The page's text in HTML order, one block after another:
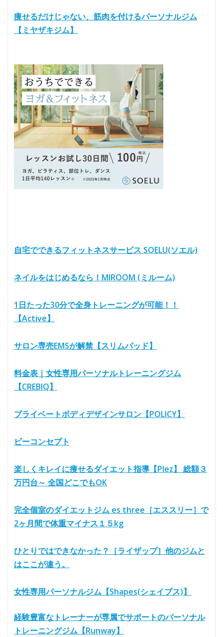
痩せるだけじゃない、筋肉を付けるパーソナルジム
【ミヤザキジム】
自宅でできるフィットネスサービス SOELU(ソエル)
ネイルをはじめるなら！MIROOM (ミルーム)
1日たった30分で全身トレーニングが可能！！
【Active】
サロン専売EMSが解禁【スリムパッド】
料金表｜女性専用パーソナルトレーニングジム
【CREBIQ】
プライベートボディデザインサロン【POLICY】
ビーコンセプト
楽しくキレイに痩せるダイエット指導【Plez】 総額３
万円台～ 全国どこでもOK
完全個室のダイエットジム es three［エススリー］で
2ヶ月間で体重マイナス１５kg
ひとりではできなかった？［ライザップ］他のジムと
はここが違う。
女性専用パーソナルジム【Shapes(シェイプス)】
経験豊富なトレーナーが専属でサポートのパーソナル
トレーニングジム【Runway】